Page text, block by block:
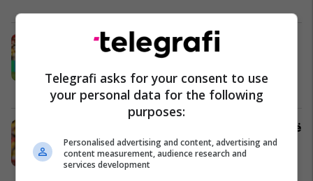
“Ëndrra është ende gjallë”, Granit
Xhaka reagon në rrjetet sociale pas
kualifikimit në çerekfinale të Kupës
së Botës
Përfaqësueset 08/07/2026
Xhaka flet pas kualifikimit historik të
Zvicrës: Si kapiten duhej të merrja
përgjegjësi
Përfaqësueset
Telegrafi asks for your consent to use
your personal data for the following
purposes:
Personalised advertising and content, advertising and
content measurement, audience research and
services development